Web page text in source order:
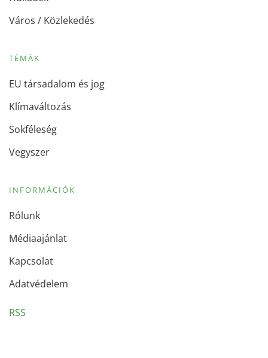
Város / Közlekedés
TÉMÁK
EU társadalom és jog
Klímaváltozás
Sokféleség
Vegyszer
INFORMÁCIÓK
Rólunk
Médiaajánlat
Kapcsolat
Adatvédelem
RSS